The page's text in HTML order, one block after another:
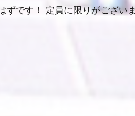
です！ 定員に限りがござい